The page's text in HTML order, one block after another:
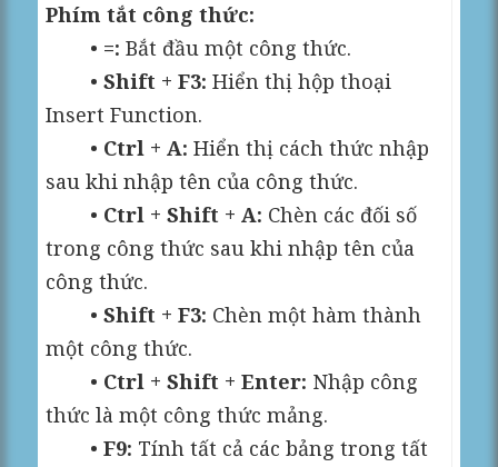
Phím tắt công thức:
• =: Bắt đầu một công thức.
•Shift + F3:Hiển thị hộp thoại
Insert Function.
• Ctrl + A: Hiển thị cách thức nhập
sau khi nhập tên của công thức.
• Ctrl + Shift + A: Chèn các đối số
trong công thức sau khi nhập tên của
công thức.
•Shift + F3: Chèn một hàm thành
một công thức.
• Ctrl + Shift + Enter: Nhập công
thức là một công thức mảng.
•F9: Tính tất cả các bảng trong tất